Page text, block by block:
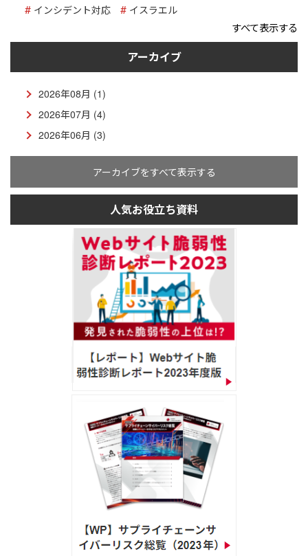
インシデント対応 イスラエル
すべて表示する
アーカイブ
2026年08月 (1)
2026年07月 (4)
2026年06月 (3)
アーカイブをすべて表示する
人気お役立ち資料